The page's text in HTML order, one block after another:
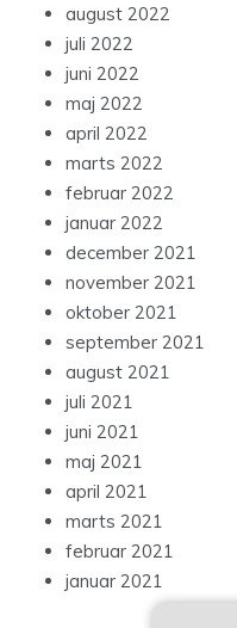
august 2022
juli 2022
juni 2022
maj 2022
april 2022
marts 2022
februar 2022
januar 2022
december 2021
november 2021
oktober 2021
september 2021
august 2021
juli 2021
juni 2021
maj 2021
april 2021
marts 2021
februar 2021
januar 2021